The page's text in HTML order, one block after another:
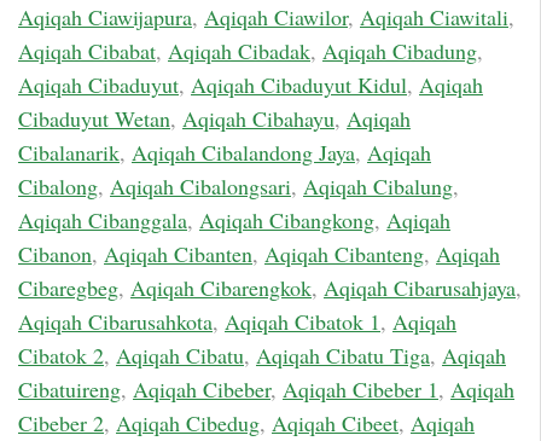
Aqiqah Ciawijapura, Aqiqah Ciawilor, Aqiqah Ciawitali,
Aqiqah Cibabat, Aqiqah Cibadak, Aqiqah Cibadung,
Aqiqah Cibaduyut, Aqiqah Cibaduyut Kidul, Aqiqah
Cibaduyut Wetan, Aqiqah Cibahayu, Aqiqah
Cibalanarik, Aqiqah Cibalandong Jaya, Aqiqah
Cibalong, Aqiqah Cibalongsari, Aqiqah Cibalung,
Aqiqah Cibanggala, Aqiqah Cibangkong, Aqiqah
Cibanon, Aqiqah Cibanten, Aqiqah Cibanteng, Aqiqah
Cibaregbeg, Aqiqah Cibarengkok, Aqiqah Cibarusahjaya,
Aqiqah Cibarusahkota, Aqiqah Cibatok 1, Aqiqah
Cibatok 2, Aqiqah Cibatu, Aqiqah Cibatu Tiga, Aqiqah
Cibatuireng, Aqiqah Cibeber, Aqiqah Cibeber 1, Aqiqah
Cibeber 2, Aqiqah Cibedug, Aqiqah Cibeet, Aqiqah